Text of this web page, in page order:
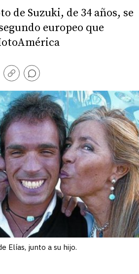
de Suzuki, de 34 años, se
europeo que
Copiar
Elías, junto a su hijo.